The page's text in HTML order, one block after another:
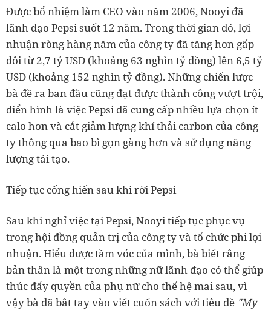
Được bổ nhiệm làm CEO vào năm 2006, Nooyi đã
lãnh đạo Pepsi suốt 12 năm. Trong thời gian đó, lợi
nhuận ròng hàng năm của công ty đã tăng hơn gấp
đôi từ 2,7 tỷ USD (khoảng 63 nghìn tỷ đồng) lên 6,5 tỷ
USD (khoảng 152 nghìn tỷ đồng). Những chiến lược
bà đề ra ban đầu cũng đạt được thành công vượt trội,
điển hình là việc Pepsi đã cung cấp nhiều lựa chọn ít
calo hơn và cắt giảm lượng khí thải carbon của công
ty thông qua bao bì gọn gàng hơn và sử dụng năng
lượng tái tạo.
Tiếp tục cống hiến sau khi rời Pepsi
Sau khi nghỉ việc tại Pepsi, Nooyi tiếp tục phục vụ
trong hội đồng quản trị của công ty và tổ chức phi lợi
nhuận. Hiểu được tầm vóc của mình, bà biết rằng
bản thân là một trong những nữ lãnh đạo có thể giúp
thúc đẩy quyền của phụ nữ cho thế hệ mai sau, vì
vậy bà đã bắt tay vào viết cuốn sách với tiêu đề "My